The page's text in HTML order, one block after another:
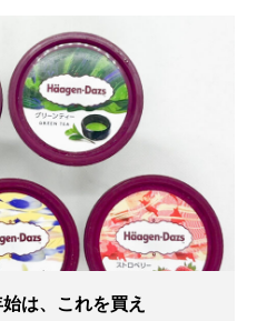
は、これを買え